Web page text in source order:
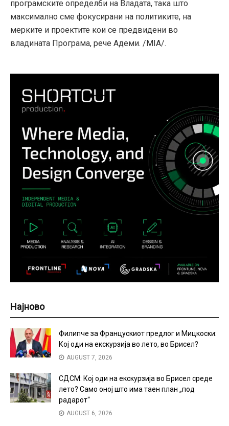
програмските определби на Владата, така што
максимално сме фокусирани на политиките, на
мерките и проектите кои се предвидени во
владината Програма, рече Адеми. /MIA/.
Најново
Филипче за Францускиот предлог и Мицкоски:
Кој оди на екскурзија во лето, во Брисел?
AUGUST 7, 2026
СДСМ: Кој оди на екскурзија во Брисел среде
лето? Само оној што има таен план „под
радарот“
AUGUST 6, 2026